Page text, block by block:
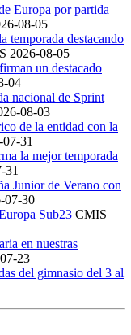
Europa por partida
08-05
temporada destacando
2026-08-05
un destacado
04
nacional de Sprint
08-03
de la entidad con la
31
la mejor temporada
31
Junior de Verano con
07-30
Sub23 CMIS
en nuestras
23
del gimnasio del 3 al